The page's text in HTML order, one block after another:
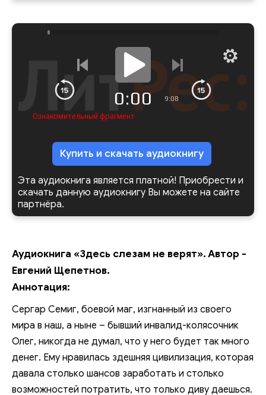
0:00 9:08
Ознакомительный фрагмент
Купить и скачать аудиокнигу
Эта аудиокнига является платной! Приобрести и
скачать данную аудиокнигу Вы можете на сайте
партнёра.
Аудиокнига «Здесь слезам не верят». Автор -
Евгений Щепетнов.
Аннотация:
Сергар Семиг, боевой маг, изгнанный из своего
мира в наш, а ныне – бывший инвалид-колясочник
Олег, никогда не думал, что у него будет так много
денег. Ему нравилась здешняя цивилизация, которая
давала столько шансов заработать и столько
возможностей потратить, что только диву даешься.